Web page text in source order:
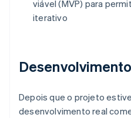
viável (MVP) para
iterativo
Desenvolvimento
Depois que o projeto
desenvolvimento real